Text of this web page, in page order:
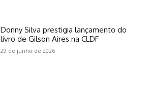
Donny Silva prestigia lançamento do
livro de Gilson Aires na CLDF
29 de junho de 2026